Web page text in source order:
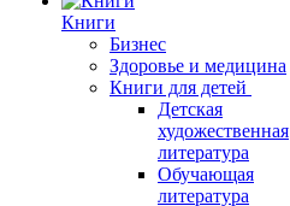
Книги
Бизнес
Здоровье и медицина
Книги для детей
Детская
художественная
литература
Обучающая
литература